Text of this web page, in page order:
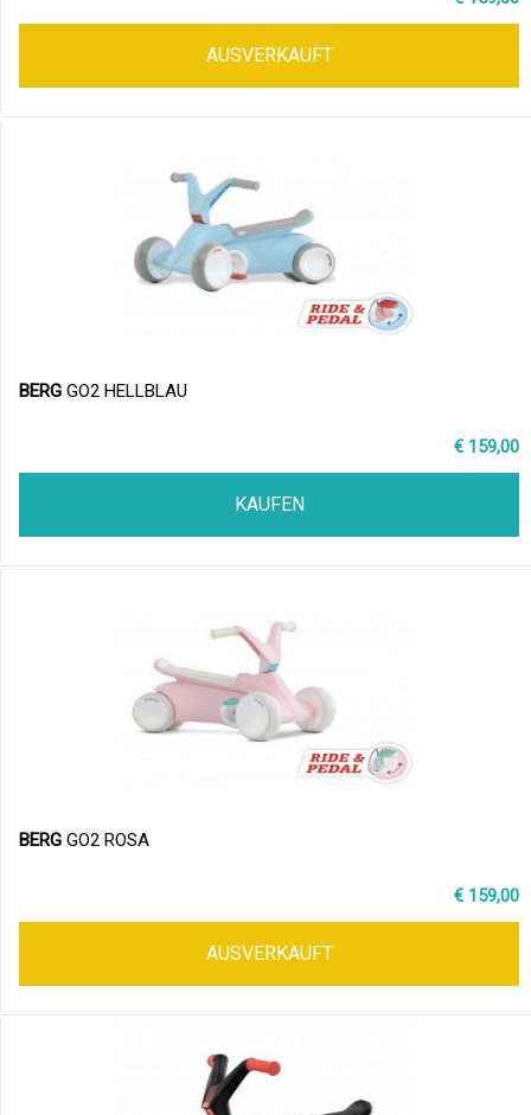
AUSVERKAUFT
BERG GO2 HELLBLAU
€ 159,00
KAUFEN
BERG GO2 ROSA
€ 159,00
AUSVERKAUFT